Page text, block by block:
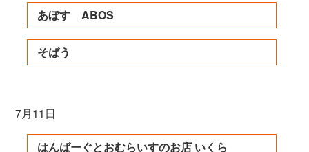
あぼす ABOS
そばう
7月11日
はんばーぐとおむらいすのお店 いくら